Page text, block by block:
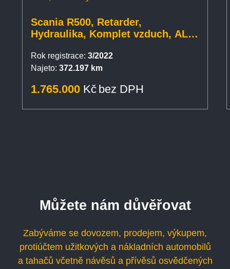
Scania R500, Retarder,
Hydraulika, Komplet vzduch, ALU
Rok registrace: 3/2022
Najeto: 372.197 km
1.765.000 Kč bez DPH
Můžete nám důvěřovat
Zabýváme se dovozem, prodejem, výkupem,
protiúčtem užitkových a nákladních automobilů
a tahačů včetně návěsů a přívěsů osvědčených